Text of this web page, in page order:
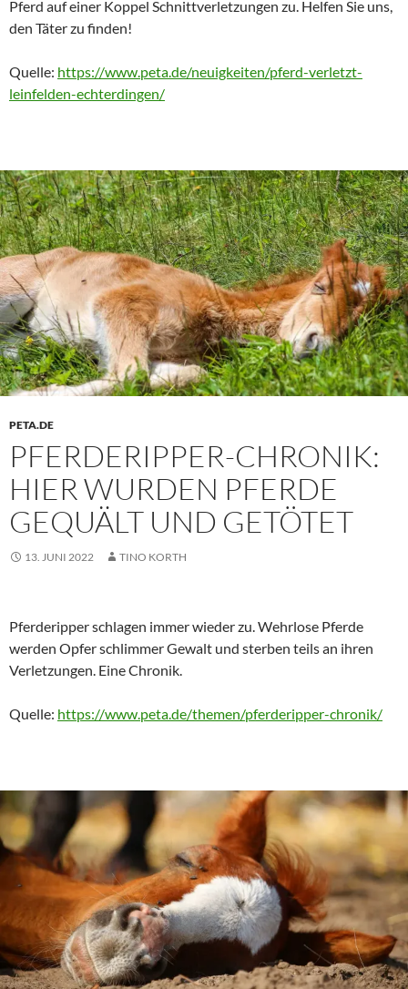
Pferd auf einer Koppel Schnittverletzungen zu. Helfen Sie uns,
den Täter zu finden!
Quelle: https://www.peta.de/neuigkeiten/pferd-verletzt-
leinfelden-echterdingen/
PETA.DE
PFERDERIPPER-CHRONIK:
HIER WURDEN PFERDE
GEQUÄLT UND GETÖTET
13. JUNI 2022 TINO KORTH
Pferderipper schlagen immer wieder zu. Wehrlose Pferde
werden Opfer schlimmer Gewalt und sterben teils an ihren
Verletzungen. Eine Chronik.
Quelle: https://www.peta.de/themen/pferderipper-chronik/